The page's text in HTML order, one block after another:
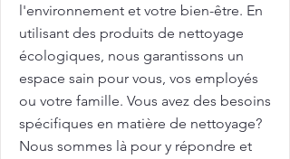
l'environnement et votre bien-être. En
utilisant des produits de nettoyage
écologiques, nous garantissons un
espace sain pour vous, vos employés
ou votre famille. Vous avez des besoins
spécifiques en matière de nettoyage?
Nous sommes là pour y répondre et